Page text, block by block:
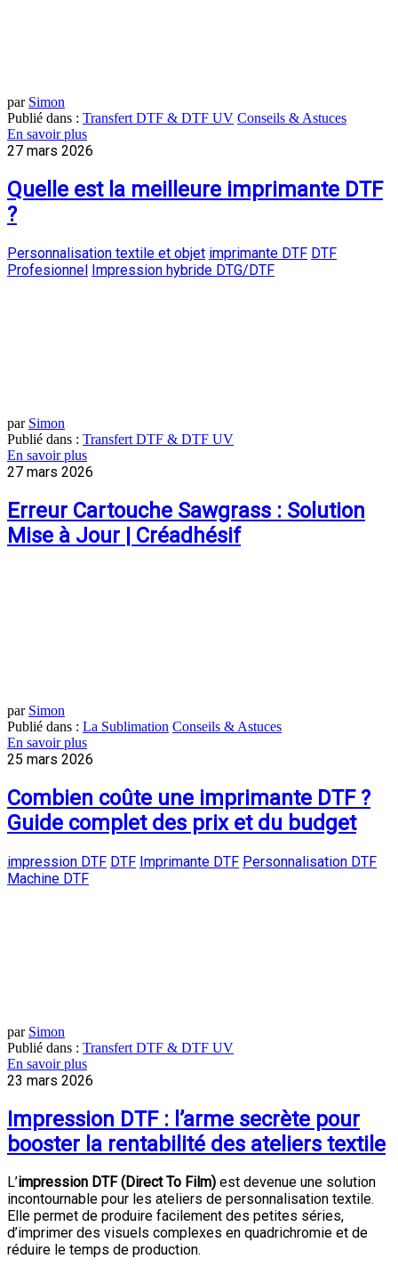
par Simon
Publié dans : Transfert DTF & DTF UV Conseils & Astuces
En savoir plus
27 mars 2026
Quelle est la meilleure imprimante DTF
?
Personnalisation textile et objet imprimante DTF DTF
Profesionnel Impression hybride DTG/DTF
par Simon
Publié dans : Transfert DTF & DTF UV
En savoir plus
27 mars 2026
Erreur Cartouche Sawgrass : Solution
Mise à Jour | Créadhésif
par Simon
Publié dans : La Sublimation Conseils & Astuces
En savoir plus
25 mars 2026
Combien coûte une imprimante DTF ?
Guide complet des prix et du budget
impression DTF DTF Imprimante DTF Personnalisation DTF
Machine DTF
par Simon
Publié dans : Transfert DTF & DTF UV
En savoir plus
23 mars 2026
Impression DTF : l’arme secrète pour
booster la rentabilité des ateliers textile
L’impression DTF (Direct To Film) est devenue une solution
incontournable pour les ateliers de personnalisation textile.
Elle permet de produire facilement des petites séries,
d’imprimer des visuels complexes en quadrichromie et de
réduire le temps de production.